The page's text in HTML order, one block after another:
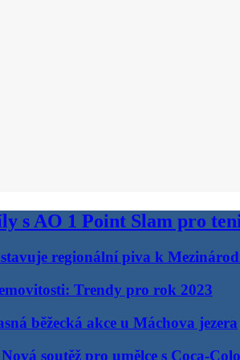
s AO 1 Point Slam pro
regionální piva k
Trendy pro rok 2023
běžecká akce u Máchova jezera
soutěž pro umělce s Coca-